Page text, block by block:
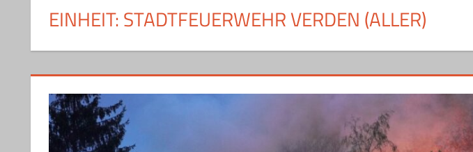
EINHEIT:STADTFEUERWEHR VERDEN (ALLER)